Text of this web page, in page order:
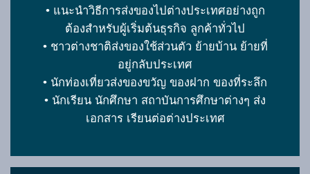
• แนะนำวิธีการส่งของไปต่างประเทศอย่างถูก
ต้องสำหรับผู้เริ่มต้นธุรกิจ ลูกค้าทั่วไป
• ชาวต่างชาติส่งของใช้ส่วนตัว ย้ายบ้าน ย้ายที่
อยู่กลับประเทศ
• นักท่องเที่ยวส่งของขวัญ ของฝาก ของที่ระลึก
• นักเรียน นักศึกษา สถาบันการศึกษาต่างๆ ส่ง
เอกสาร เรียนต่อต่างประเทศ